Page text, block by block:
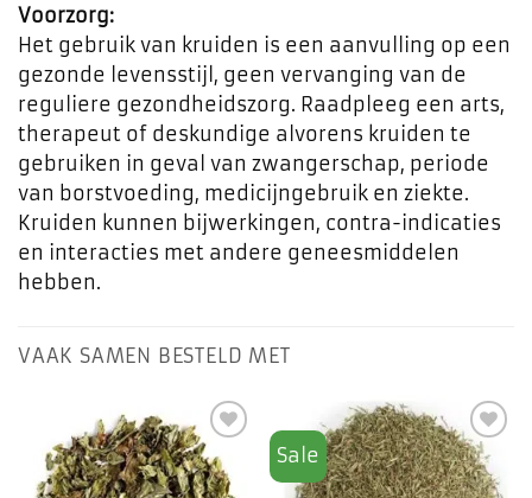
Voorzorg:
Het gebruik van kruiden is een aanvulling op een
gezonde levensstijl, geen vervanging van de
reguliere gezondheidszorg. Raadpleeg een arts,
therapeut of deskundige alvorens kruiden te
gebruiken in geval van zwangerschap, periode
van borstvoeding, medicijngebruik en ziekte.
Kruiden kunnen bijwerkingen, contra-indicaties
en interacties met andere geneesmiddelen
hebben.
VAAK SAMEN BESTELD MET
Toevoegen
aan
favorieten
Sale
Toevoegen
aan
favorieten